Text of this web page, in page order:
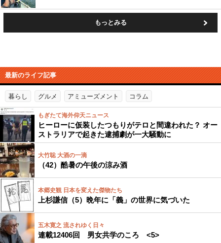
もっとみる
最新のライフ記事
暮らし グルメ アミューズメント コラム
もぎたて海外仰天ニュース
ヒーローに仮装したつもりがテロと間違われた？ オー
ストラリアで起きた逮捕劇が一大騒動に
大竹聡 大酒の一滴
（42）酷暑の午後の涼み酒
本郷史観 日本を変えた傑物たち
上杉謙信（5）晩年に「義」の世界に気づいた
五木寛之 流されゆく日々
連載12406回 男女共学のころ <5>